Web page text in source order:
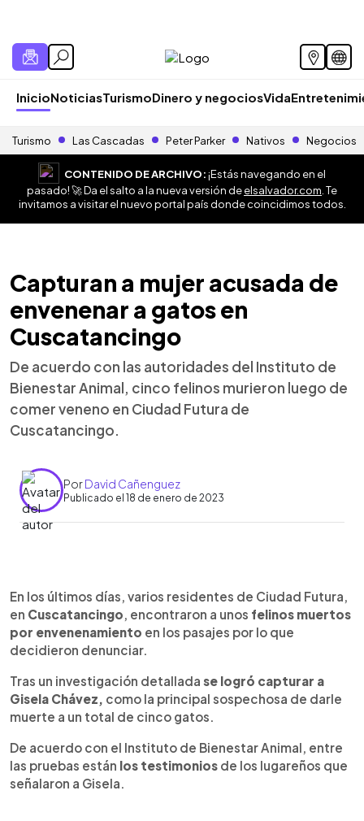
InicioNoticiasTurismoDinero y negociosVida
Turismo Las Cascadas Peter Parker Nativos Negocios
CONTENIDO DE ARCHIVO:¡Estás navegando en el
pasado! 🚀 Da el salto a la nueva versión deelsalvador.com . Te
invitamos a visitar el nuevo portal país donde coincidimos todos.
Capturan a mujer acusada de
envenenar a gatos en
Cuscatancingo
De acuerdo con las autoridades del Instituto de
Bienestar Animal, cinco felinos murieron luego de
comer veneno en Ciudad Futura de
Cuscatancingo.
PorDavid Cañenguez
Publicado el 18 de enero de 2023
► Escuchar artículo
En los últimos días, varios residentes de Ciudad Futura,
en Cuscatancingo, encontraron a unos felinos muertos
por envenenamiento en los pasajes por lo que
decidieron denunciar.
Tras un investigación detallada se logró capturar a
Gisela Chávez, como la principal sospechosa de darle
muerte a un total de cinco gatos.
De acuerdo con el Instituto de Bienestar Animal, entre
las pruebas están los testimonios de los lugareños que
señalaron a Gisela.